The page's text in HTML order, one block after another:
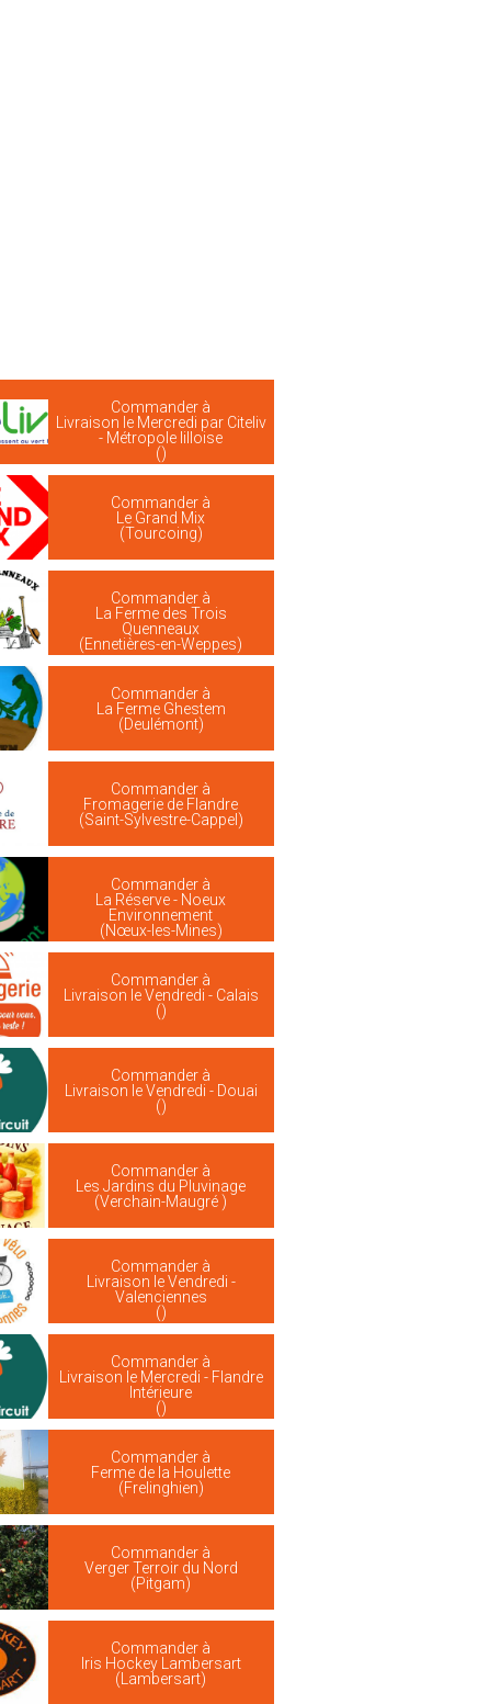
Commander à
Livraison le Mercredi par Citeliv
- Métropole lilloise
()
Commander à
Le Grand Mix
(Tourcoing)
Commander à
La Ferme des Trois
Quenneaux
(Ennetières-en-Weppes)
Commander à
La Ferme Ghestem
(Deulémont)
Commander à
Fromagerie de Flandre
(Saint-Sylvestre-Cappel)
Commander à
La Réserve - Noeux
Environnement
(Nœux-les-Mines)
Commander à
Livraison le Vendredi - Calais
()
Commander à
Livraison le Vendredi - Douai
()
Commander à
Les Jardins du Pluvinage
(Verchain-Maugré )
Commander à
Livraison le Vendredi -
Valenciennes
()
Commander à
Livraison le Mercredi - Flandre
Intérieure
()
Commander à
Ferme de la Houlette
(Frelinghien)
Commander à
Verger Terroir du Nord
(Pitgam)
Commander à
Iris Hockey Lambersart
(Lambersart)